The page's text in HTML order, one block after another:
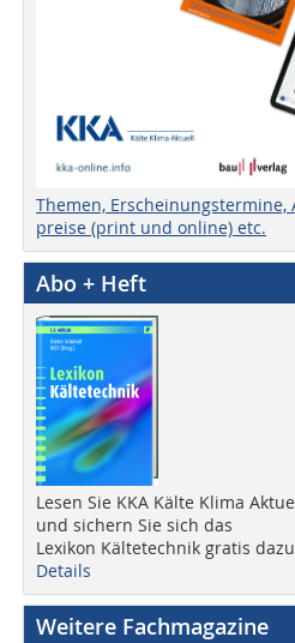
Themen,
preise (print und online) etc.
Abo + Heft
Lesen Sie KKA Kälte Klima
und sichern Sie sich das
Lexikon Kältetechnik gratis
Details
Weitere Fachmagazine